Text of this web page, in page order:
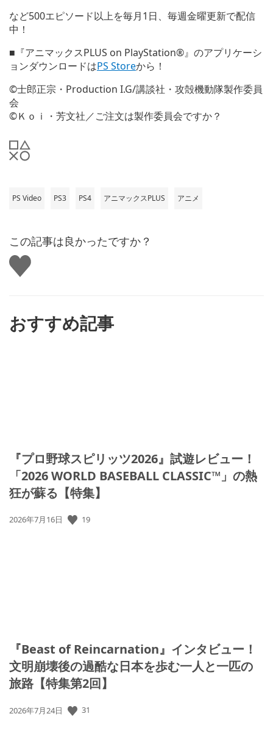
など500エピソード以上を毎月1日、毎週金曜更新で配信
中！
■『アニマックスPLUS on PlayStation®』のアプリケーシ
ョンダウンロードはPS Storeから！
©士郎正宗・Production I.G/講談社・攻殻機動隊製作委員
会
©Ｋｏｉ・芳文社／ご注文は製作委員会ですか？
PS Video PS3 PS4 アニマックスPLUS アニメ
この記事は良かったですか？
い
い
おすすめ記事
『プロ野球スピリッツ2026』試遊レビュー！
「2026 WORLD BASEBALL CLASSIC™」の熱
狂が蘇る【特集】
公
2026年7月16日 19
『Beast of Reincarnation』インタビュー！
文明崩壊後の過酷な日本を歩む一人と一匹の
旅路【特集第2回】
公
2026年7月24日 31